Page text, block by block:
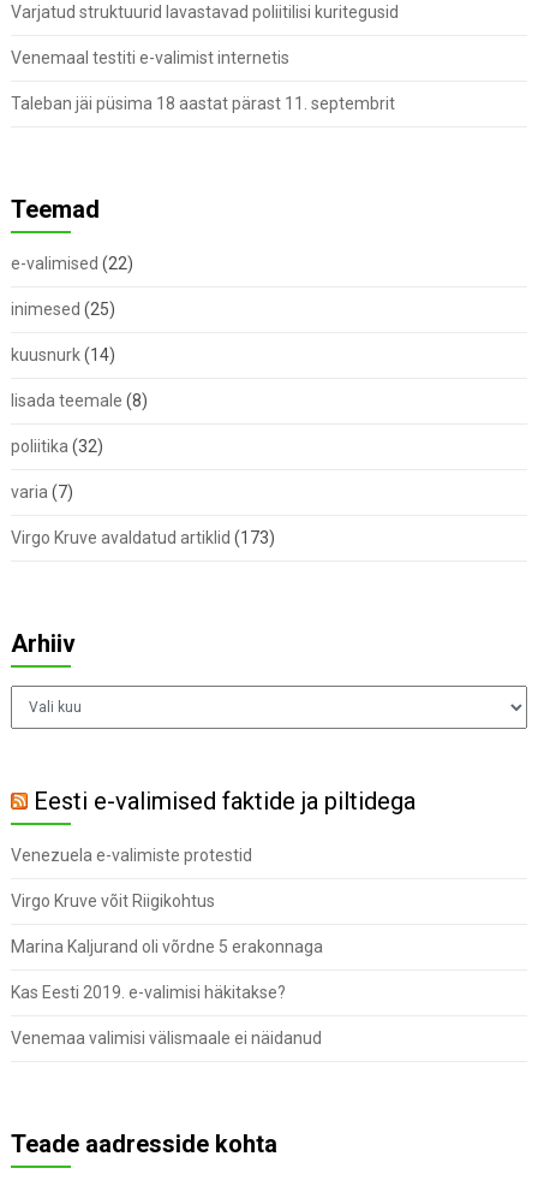
Varjatud struktuurid lavastavad poliitilisi kuritegusid
Venemaal testiti e-valimist internetis
Taleban jäi püsima 18 aastat pärast 11. septembrit
Teemad
e-valimised (22)
inimesed (25)
kuusnurk(14)
lisada teemale (8)
poliitika (32)
varia (7)
Virgo Kruve avaldatud artiklid (173)
Arhiiv
Arhiiv
Eesti e-valimised faktide ja piltidega
Venezuela e-valimiste protestid
Virgo Kruve võit Riigikohtus
Marina Kaljurand oli võrdne 5 erakonnaga
Kas Eesti 2019. e-valimisi häkitakse?
Venemaa valimisi välismaale ei näidanud
Teade aadresside kohta